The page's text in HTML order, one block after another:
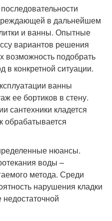
в дальнейшем
и ванны. Опытные
вариантов решения
подобрать
в конкретной ситуации.
ванны
ее бортиков в стену.
сантехники кладется
обрабатывается
нюансы.
воды –
метода. Среди
нарушения кладки
недостаточной